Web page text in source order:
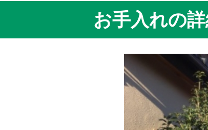
お手入れの詳